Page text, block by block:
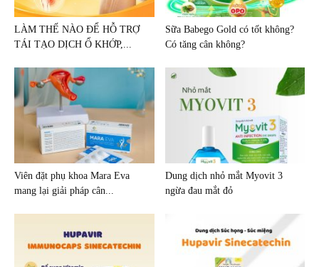
LÀM THẾ NÀO ĐỂ HỖ TRỢ
TÁI TẠO DỊCH Ổ KHỚP,...
Sữa Babego Gold có tốt không?
Có tăng cân không?
Viên đặt phụ khoa Mara Eva
mang lại giải pháp cân...
Dung dịch nhỏ mắt Myovit 3
ngừa đau mắt đỏ